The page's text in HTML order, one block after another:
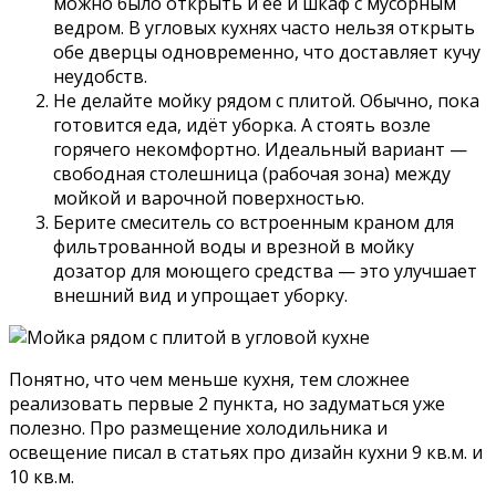
ведром. В угловых кухнях часто нельзя открыть
обе дверцы одновременно, что доставляет кучу
неудобств.
Не делайте мойку рядом с плитой. Обычно, пока
готовится еда, идёт уборка. А стоять возле
горячего некомфортно. Идеальный вариант —
свободная столешница (рабочая зона) между
мойкой и варочной поверхностью.
Берите смеситель со встроенным краном для
фильтрованной воды и врезной в мойку
дозатор для моющего средства — это улучшает
внешний вид и упрощает уборку.
Понятно, что чем меньше кухня, тем сложнее
реализовать первые 2 пункта, но задуматься уже
полезно. Про размещение холодильника и
освещение писал в статьях про дизайн кухни 9 кв.м. и
10 кв.м.